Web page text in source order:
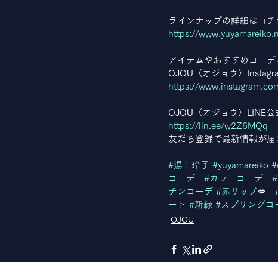
ラインナップの詳細はコチ
https://
アイテムやおすすめコー
OJOU〈オジョウ〉
https://
OJOU〈オジョウ〉LINE公
https://lin.ee/w2Z6MQq
友だち登録で最新情報が届
#湯山玲子 #yuyamareiko
コーデ
#カラーコーデ
チンコーデ #赤リップ💋
ート #新緑 #スプリングコ
OJOU